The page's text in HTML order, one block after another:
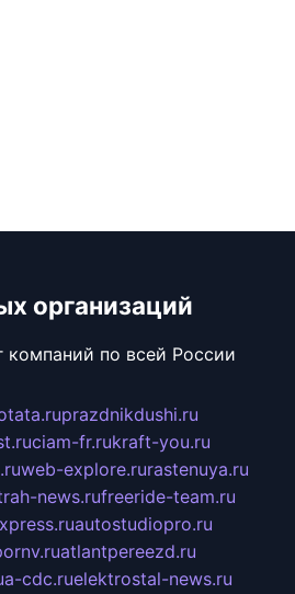
организаций
компаний по всей России
prazdnikdushi.ru
ciam-fr.rukraft-you.ru
web-explore.rurastenuya.ru
news.rufreeride-team.ru
autostudiopro.ru
atlantpereezd.ru
a-cdc.ruelektrostal-news.ru